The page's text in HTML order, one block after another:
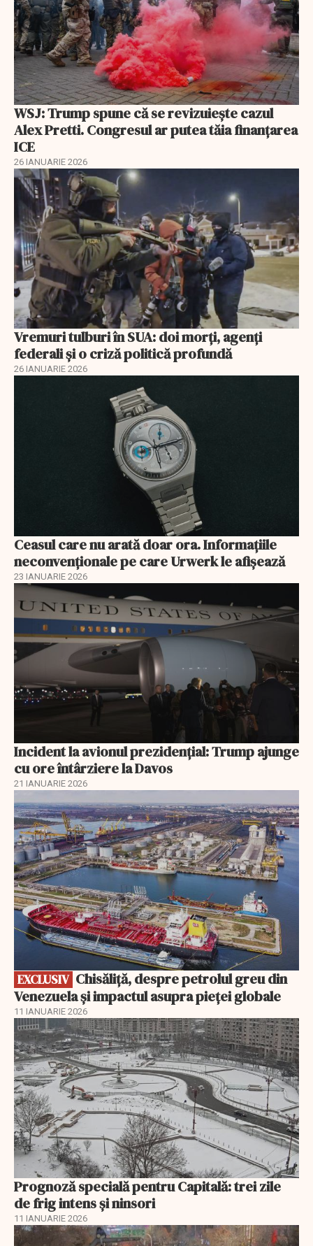
WSJ: Trump spune că se revizuiește cazul
Alex Pretti. Congresul ar putea tăia finanțarea
ICE
26 IANUARIE 2026
Vremuri tulburi în SUA: doi morți, agenți
federali și o criză politică profundă
26 IANUARIE 2026
Ceasul care nu arată doar ora. Informațiile
neconvenționale pe care Urwerk le afișează
23 IANUARIE 2026
Incident la avionul prezidențial: Trump ajunge
cu ore întârziere la Davos
21 IANUARIE 2026
EXCLUSIV
EXCLUSIV
Venezuela și impactul asupra pieței globale
11 IANUARIE 2026
Prognoză specială pentru Capitală: trei zile
de frig intens și ninsori
11 IANUARIE 2026